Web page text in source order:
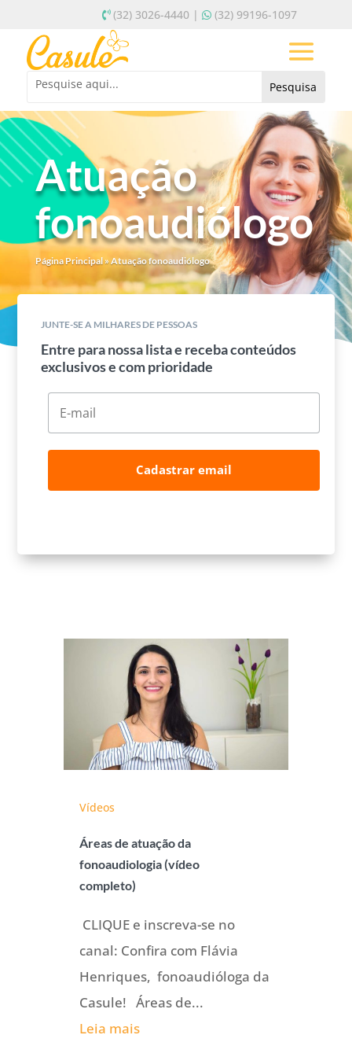
(32) 3026-4440 | (32) 99196-1097
Atuação
fonoaudiólogo
Página Principal» Atuação fonoaudiólogo
JUNTE-SE A MILHARES DE PESSOAS
Entre para nossa lista e receba conteúdos
exclusivos e com prioridade
Cadastrar email
Vídeos
Áreas de atuação da
fonoaudiologia (vídeo
completo)
CLIQUE e inscreva-se no
canal: Confira com Flávia
Henriques, fonoaudióloga da
Casule! Áreas de...
Leia mais